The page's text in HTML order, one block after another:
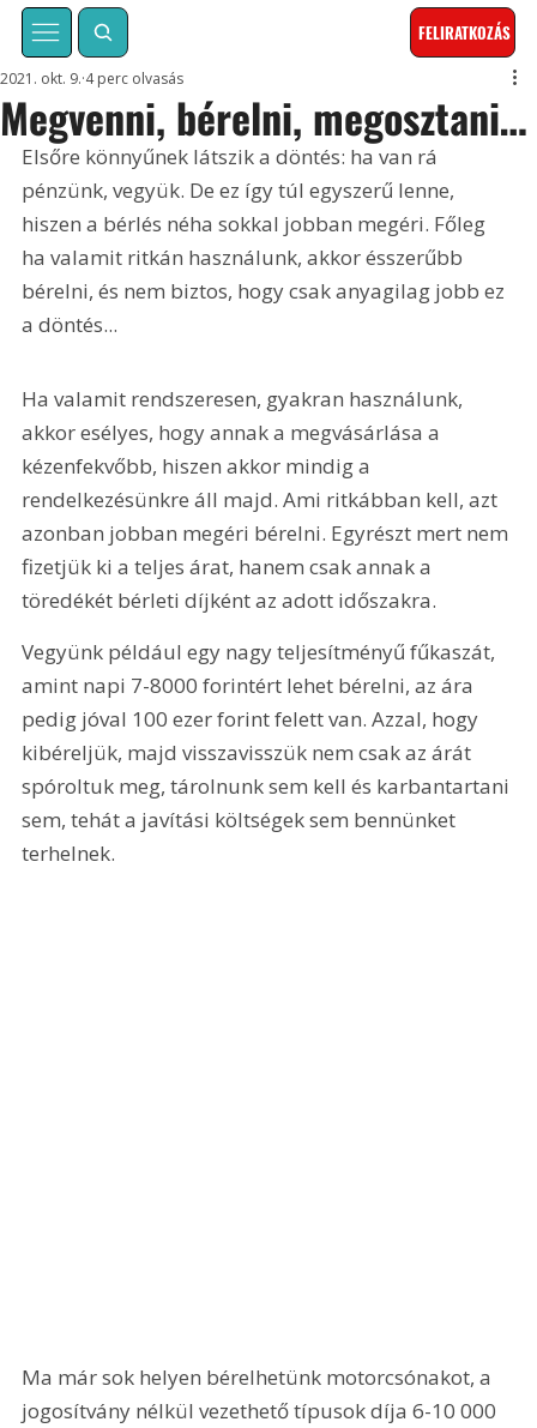
FELIRATKOZÁS
Megvenni, bérelni, megosztani…
2021. okt. 9. 4 perc olvasás
Elsőre könnyűnek látszik a döntés: ha van rá
pénzünk, vegyük. De ez így túl egyszerű lenne,
hiszen a bérlés néha sokkal jobban megéri. Főleg
ha valamit ritkán használunk, akkor ésszerűbb
bérelni, és nem biztos, hogy csak anyagilag jobb ez
a döntés...
Ha valamit rendszeresen, gyakran használunk,
akkor esélyes, hogy annak a megvásárlása a
kézenfekvőbb, hiszen akkor mindig a
rendelkezésünkre áll majd. Ami ritkábban kell, azt
azonban jobban megéri bérelni. Egyrészt mert nem
fizetjük ki a teljes árat, hanem csak annak a
töredékét bérleti díjként az adott időszakra.
Vegyünk például egy nagy teljesítményű fűkaszát,
amint napi 7-8000 forintért lehet bérelni, az ára
pedig jóval 100 ezer forint felett van. Azzal, hogy
kibéreljük, majd visszavisszük nem csak az árát
spóroltuk meg, tárolnunk sem kell és karbantartani
sem, tehát a javítási költségek sem bennünket
terhelnek.
Ma már sok helyen bérelhetünk motorcsónakot, a
jogosítvány nélkül vezethető típusok díja 6-10 000